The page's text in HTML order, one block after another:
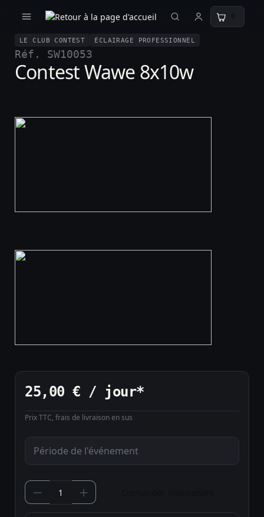
LE CLUB CONTEST ÉCLAIRAGE PROFESSIONNEL
Réf. SW10053
Contest Wawe 8x10w
25,00 € / jour*
Prix TTC, frais de livraison en sus